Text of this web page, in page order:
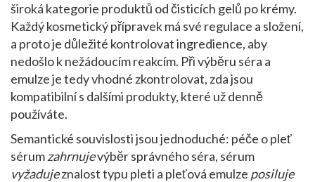
široká kategorie produktů od čisticích gelů po krémy.
Každý kosmetický přípravek má své regulace a složení,
a proto je důležité kontrolovat ingredience, aby
nedošlo k nežádoucím reakcím. Při výběru séra a
emulze je tedy vhodné zkontrolovat, zda jsou
kompatibilní s dalšími produkty, které už denně
používáte.
Semantické souvislosti jsou jednoduché: péče o pleť
sérumzahrnujevýběr správného séra, sérum
vyžadujeznalost typu pleti a pleťová emulze posiluje